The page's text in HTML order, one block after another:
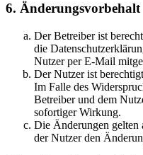
6. Änderungsvorbehalt
Der Betreiber ist
die
Nutzer per E-Mail
Der Nutzer ist
Im Falle des
Betreiber und dem
sofortiger Wirkung.
Die Änderungen gelten
der Nutzer den